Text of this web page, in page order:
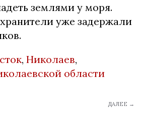
землями у моря.
уже задержали
, Николаев,
области
ДАЛЕЕ →